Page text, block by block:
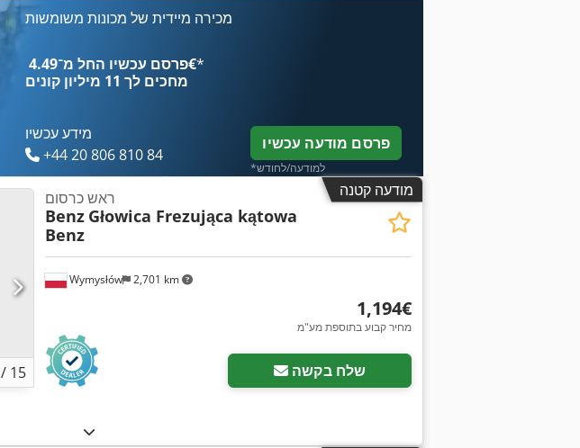
מכירה מיידית של מכונות משומשות
פרסם עכשיו החל מ־‏4.49 ‏€*
מחכים לך 11 מיליון קונים
מידע עכשיו
+44 20 806 810 84
פרסם מודעה עכשיו
*למודעה/לחודש
מודעה קטנה
/ 15
Wymysłów 2,701 km
ראש כרסום
Benz Głowica Frezująca kątowa
Benz
‏1,194 ‏€
מחיר קבוע בתוספת מע"מ
שלח בקשה